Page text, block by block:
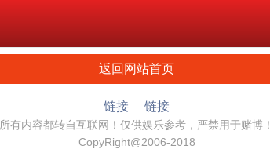
返回网站首页
链接 链接
所有内容都转自互联网！仅供娱乐参考，严禁用于赌博！
CopyRight@2006-2018